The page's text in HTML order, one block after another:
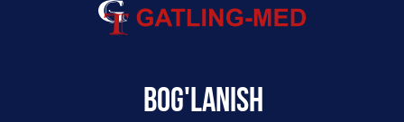
Bog'lanish